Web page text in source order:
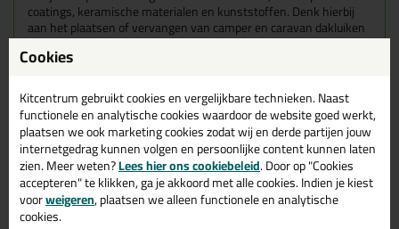
coatings, keramische materialen en kunststoffen. Denk hierbij
aan het plaatsen of vervangen van camper en caravan dakluiken
en ramen.
Kenmerken Sikaflex 221
Deze multifunctionele lijmkit is onder andere overschilderbaar en
erg goed te schuren. Maar dit zijn niet de enige kenmerken. Het is
namelijk ook:
1-Component polyurethaan
Elastisch
Bestand tegen veroudering en weersinvloeden
Door NSF goedgekeurd voor incidenteel contact met
Cookies
Kitcentrum gebruikt cookies en vergelijkbare technieken. Naast
functionele en analytische cookies waardoor de website goed werkt,
plaatsen we ook marketing cookies zodat wij en derde partijen jouw
internetgedrag kunnen volgen en persoonlijke content kunnen laten
zien. Meer weten?Lees hier ons cookiebeleid. Door op "Cookies
accepteren" te klikken, ga je akkoord met alle cookies. Indien je kiest
voorweigeren, plaatsen we alleen functionele en analytische
cookies.